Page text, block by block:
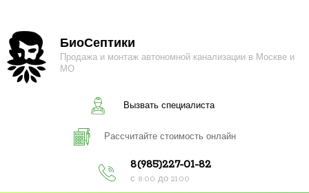
БиоСептики
Продажа и монтаж автономной канализации в Москве и
МО
Вызвать специалиста
Рассчитайте стоимость онлайн
8(985)227-01-82
с 8:00 до 21:00